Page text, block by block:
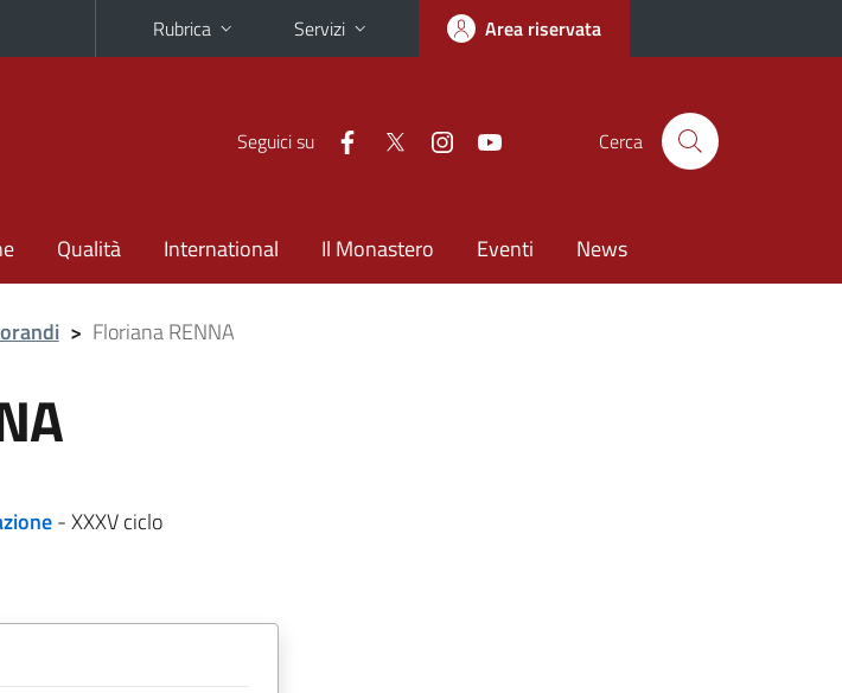
Rubrica Servizi Area riservata
Seguici su Cerca
Qualità International Il Monastero Eventi News
> Floriana RENNA
- XXXV ciclo